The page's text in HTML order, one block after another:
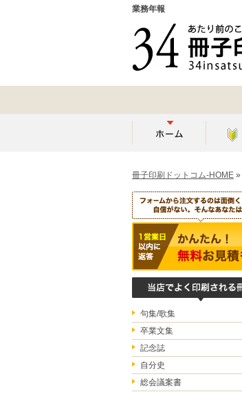
業務年報
冊子印刷ドットコム-HOME »
句集/歌集
卒業文集
記念誌
自分史
総会議案書